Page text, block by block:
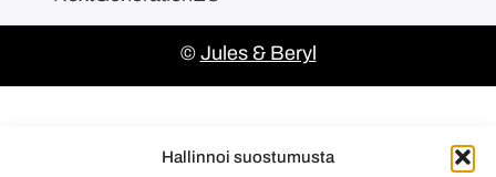
Hallinnoi suostumusta
© Jules & Beryl